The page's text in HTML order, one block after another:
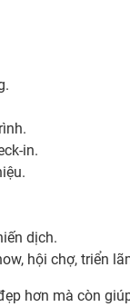
in.
dịch.
hội chợ, triển
hơn mà còn